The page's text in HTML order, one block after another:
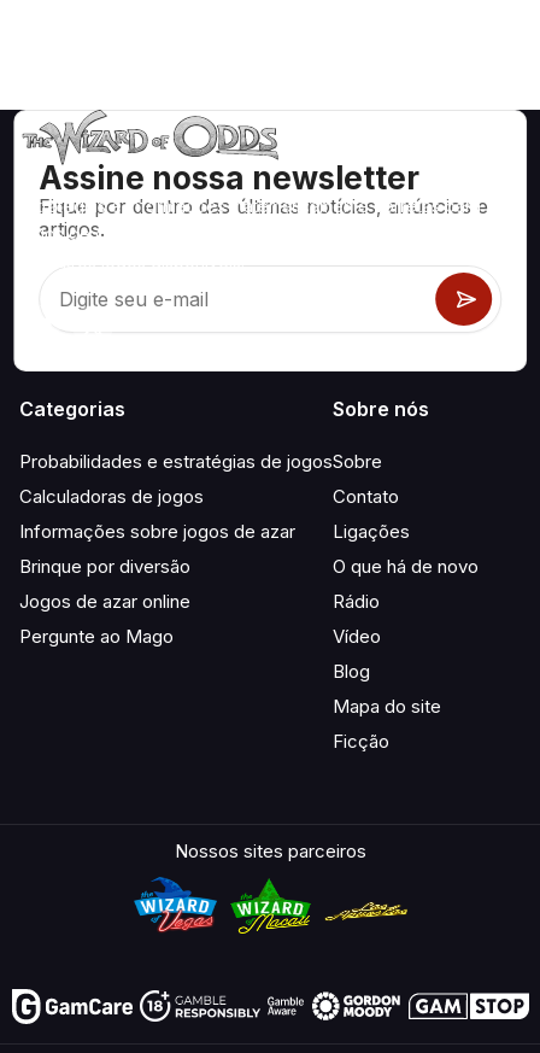
Assine nossa newsletter
Fique por dentro das últimas notícias, anúncios e
artigos.
Estratégias e informações matematicamente corretas para
jogos de cassino como blackjack, craps, roleta e centenas
de outros jogos disponíveis.
Categorias
Probabilidades e estratégias de jogos
Calculadoras de jogos
Informações sobre jogos de azar
Brinque por diversão
Jogos de azar online
Pergunte ao Mago
Sobre nós
Sobre
Contato
Ligações
O que há de novo
Rádio
Vídeo
Blog
Mapa do site
Ficção
Nossos sites parceiros